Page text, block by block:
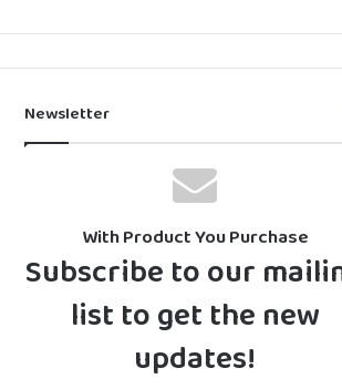
Newsletter
With Product You Purchase
Subscribe to our
list to get the new
updates!